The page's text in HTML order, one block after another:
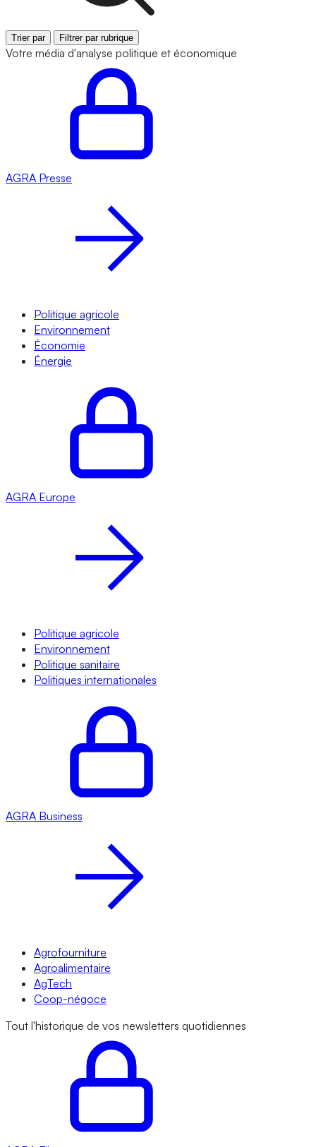
Trier par Filtrer par rubrique
Votre média d'analyse politique et économique
AGRA Presse
Politique agricole
Environnement
Économie
Énergie
AGRA Europe
Politique agricole
Environnement
Politique sanitaire
Politiques internationales
AGRA Business
Agrofourniture
Agroalimentaire
AgTech
Coop-négoce
Tout l'historique de vos newsletters quotidiennes